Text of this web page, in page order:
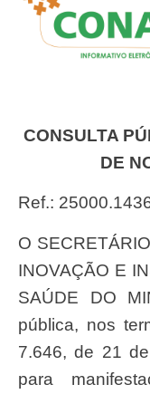
CONSULTA PÚBLICA SCTIE/MS Nº 93, DE 9
DE
Ref.:
O SECRETÁRIO DE CIÊNCIA, TECNOLOGIA,
INOVAÇÃO E
SAÚDE DO
pública, nos
7.646, de 21
para